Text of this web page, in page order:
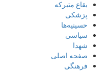
بقاع متبرکه
پزشکی
حسینیه‌ها
سیاسی
شهدا
صفحه اصلی
فرهنگی